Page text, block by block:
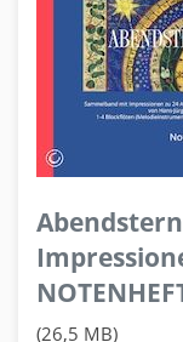
Abendstern
(26,5 MB)